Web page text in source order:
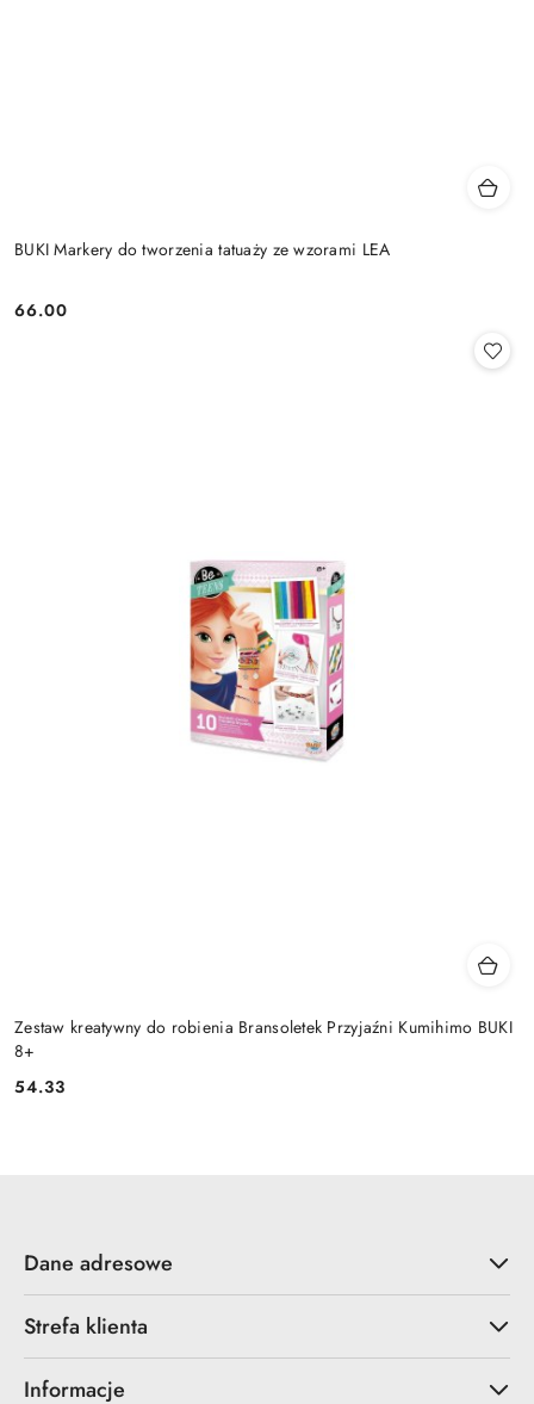
BUKI Markery do tworzenia tatuaży ze wzorami LEA
Cena:
66.00
Zestaw kreatywny do robienia Bransoletek Przyjaźni Kumihimo BUKI
8+
Cena:
54.33
Dane adresowe
Strefa klienta
Informacje